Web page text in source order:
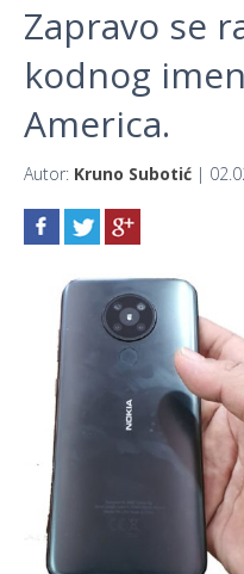
Zapravo se
kodnog
America.
Autor: Kruno Subotić |